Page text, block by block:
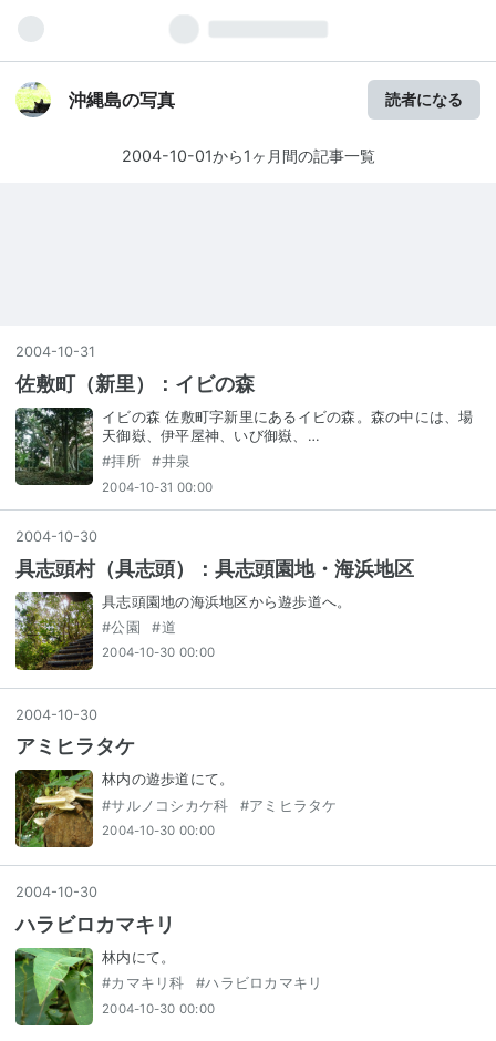
沖縄島の写真 読者になる
2004-10-01から1ヶ月間の記事一覧
2004-10-31
佐敷町（新里）：イビの森
イビの森 佐敷町字新里にあるイビの森。森の中には、場
天御嶽、伊平屋神、いび御嶽、…
#拝所 #井泉
2004-10-31 00:00
2004-10-30
具志頭村（具志頭）：具志頭園地・海浜地区
具志頭園地の海浜地区から遊歩道へ。
#公園 #道
2004-10-30 00:00
2004-10-30
アミヒラタケ
林内の遊歩道にて。
#サルノコシカケ科 #アミヒラタケ
2004-10-30 00:00
2004-10-30
ハラビロカマキリ
林内にて。
#カマキリ科 #ハラビロカマキリ
2004-10-30 00:00